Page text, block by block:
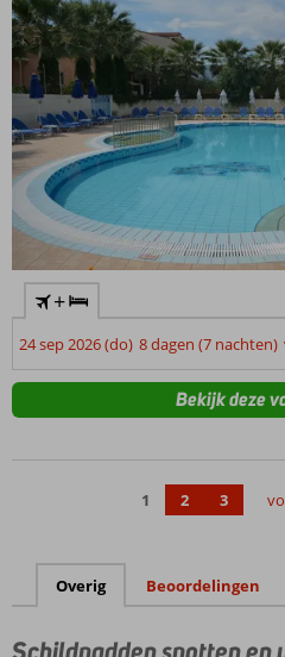
+
24 sep 2026 (do) 8 dagen (7 nachten)
Bekijk deze
1 2 3
Overig Beoordelingen